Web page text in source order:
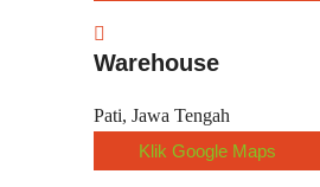
Warehouse
Pati, Jawa Tengah
Klik Google Maps